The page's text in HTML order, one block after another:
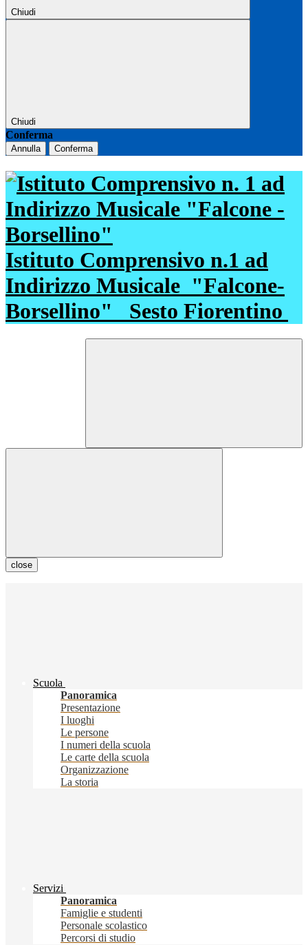
Chiudi
Chiudi
Conferma
Annulla Conferma
Istituto Comprensivo n.1 ad
Indirizzo Musicale "Falcone-
Borsellino"
Sesto Fiorentino
close
Scuola
Panoramica
Presentazione
I luoghi
Le persone
I numeri della scuola
Le carte della scuola
Organizzazione
La storia
Servizi
Panoramica
Famiglie e studenti
Personale scolastico
Percorsi di studio